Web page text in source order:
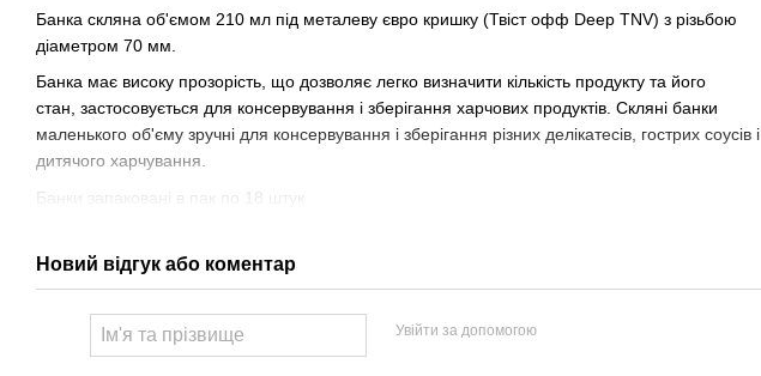
Банка скляна об'ємом 210 мл під металеву євро кришку (Твіст офф Deep TNV) з різьбою
діаметром 70 мм.
Банка має високу прозорість, що дозволяє легко визначити кількість продукту та його
стан, застосовується для консервування і зберігання харчових продуктів. Скляні банки
маленького об'єму зручні для консервування і зберігання різних делікатесів, гострих соусів і
дитячого харчування.
Банки запаковані в пак по 18 штук
Новий відгук або коментар
Увійти за допомогою